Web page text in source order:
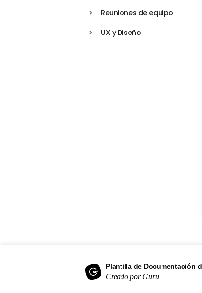
Reuniones de equipo
UX y Diseño
Plantilla de Documentación
Creado por Guru